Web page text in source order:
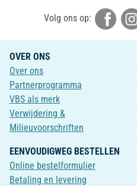
Volg ons op:
OVER ONS
Over ons
Partnerprogramma
VBS als merk
Verwijdering &
Milieuvoorschriften
EENVOUDIGWEG BESTELLEN
Online bestelformulier
Betaling en levering